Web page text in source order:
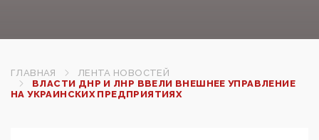
ГЛАВНАЯ
ЛЕНТА НОВОСТЕЙ
ВЛАСТИ ДНР И ЛНР ВВЕЛИ ВНЕШНЕЕ УПРАВЛЕНИЕ
НА УКРАИНСКИХ ПРЕДПРИЯТИЯХ